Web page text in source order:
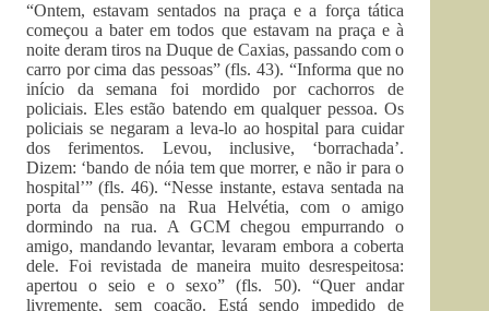
“Ontem, estavam sentados na praça e a força tática
começou a bater em todos que estavam na praça e à
noite deram tiros na Duque de Caxias, passando com o
carro por cima das pessoas” (fls. 43). “Informa que no
início da semana foi mordido por cachorros de
policiais. Eles estão batendo em qualquer pessoa. Os
policiais se negaram a leva-lo ao hospital para cuidar
dos ferimentos. Levou, inclusive, ‘borrachada’.
Dizem: ‘bando de nóia tem que morrer, e não ir para o
hospital’” (fls. 46). “Nesse instante, estava sentada na
porta da pensão na Rua Helvétia, com o amigo
dormindo na rua. A GCM chegou empurrando o
amigo, mandando levantar, levaram embora a coberta
dele. Foi revistada de maneira muito desrespeitosa:
apertou o seio e o sexo” (fls. 50). “Quer andar
livremente, sem coação. Está sendo impedido de